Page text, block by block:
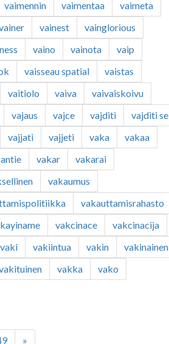
vaimennin vaimentaa
vaimeta
vainest
vainglorious
vaino vainota
vaip
vaisseau spatial
vaistas
vaitiolo vaiva
vaivaiskoivu
vajaus vajce vajditi
vajditi se
vajjati vajjeti vaka
vakaa
vakar
vakarai
vakaumus
vakauttamisrahasto
vakcinace
vakcinacija
vaki vakiintua vakin
vakinainen
vakka
vako
»